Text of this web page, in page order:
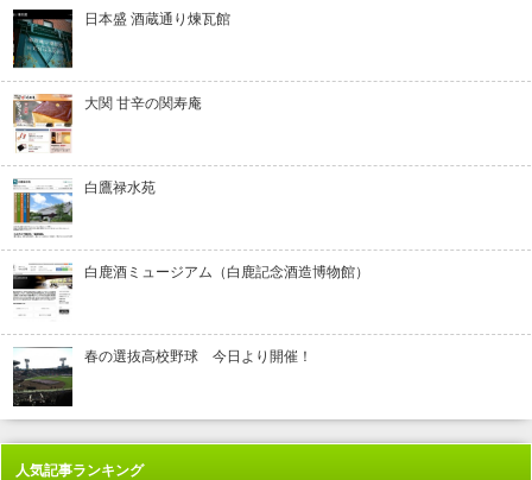
日本盛 酒蔵通り煉瓦館
大関 甘辛の関寿庵
白鷹禄水苑
白鹿酒ミュージアム（白鹿記念酒造博物館）
春の選抜高校野球 今日より開催！
人気記事ランキング